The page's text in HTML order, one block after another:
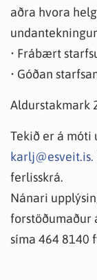
aðra hvora
• Frábært
• Góðan
Aldurstakmark
Tekið er á móti
karlj@esveit.is.
ferlisskrá.
Nánari
forstöðumaður
síma 464 8140